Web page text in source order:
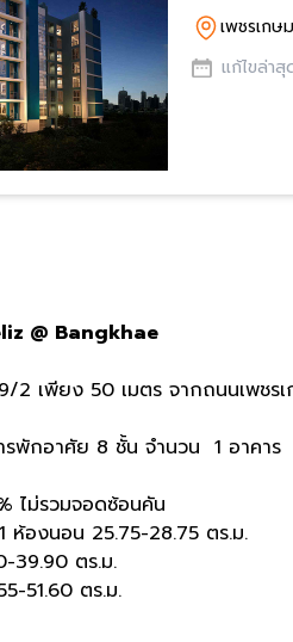
เพชรเกษม
แก้ไขล่า
@ Bangkhae
2 เพียง 50 เมตร จากถนนเพชร
รพักอาศัย 8 ชั้น จำนวน 1 อาคาร
ไม่รวมจอดซ้อนคัน
ห้องนอน 25.75-28.75 ตร.ม.
39.90 ตร.ม.
51.60 ตร.ม.